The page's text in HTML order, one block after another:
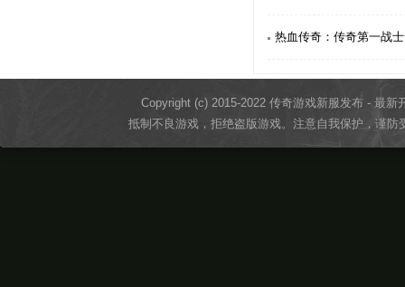
热血传奇：传奇第一战
Copyright (c) 2015-2022 传奇游戏新服发布 - 最
抵制不良游戏，拒绝盗版游戏。注意自我保护，谨